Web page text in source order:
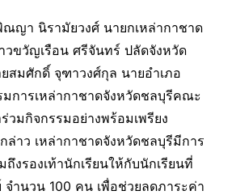
ญา นิรามัยวงศ์ นายกเหล่ากาชาด
วขวัญเรือน ศรีจันทร์ ปลัดจังหวัด
สมศักดิ์ จุฑาวงศ์กุล นายอำเภอ
การเหล่ากาชาดจังหวัดชลบุรีคณะ
วมกิจกรรมอย่างพร้อมเพรียง
ล่าว เหล่ากาชาดจังหวัดชลบุรีมีการ
งรองเท้านักเรียนให้กับนักเรียนที่
ำนวน 100 คน เพื่อช่วยลดภาระค่า